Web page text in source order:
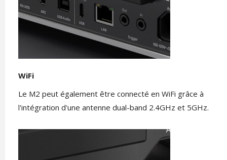
WiFi
Le M2 peut également être connecté en WiFi grâce à
l'intégration d'une antenne dual-band 2.4GHz et 5GHz.